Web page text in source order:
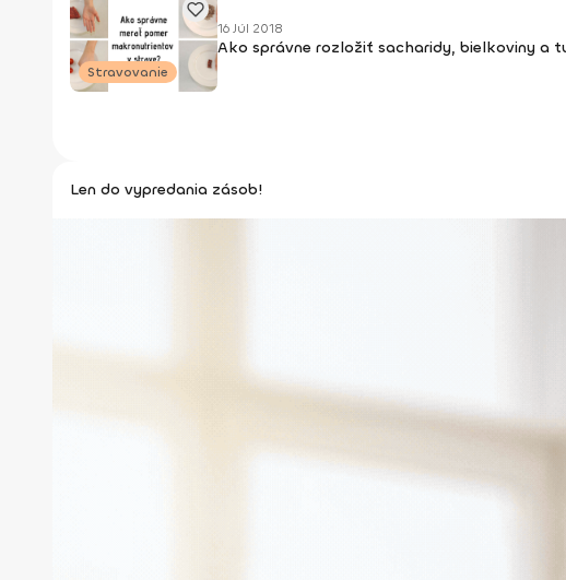
Stravovanie
16 Júl 2018
Ako správne rozložiť sacharidy, bielkoviny a
Len do vypredania zásob!